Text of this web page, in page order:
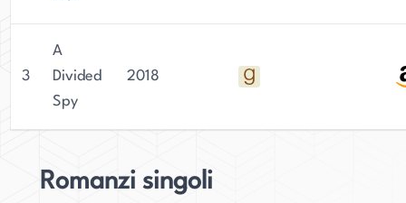
3
A
Divided
Spy
2018
Romanzi singoli